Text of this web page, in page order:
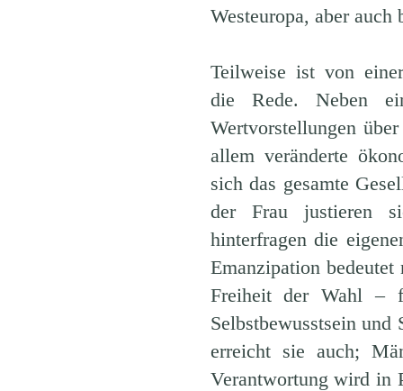
Westeuropa, aber
Teilweise ist von
die Rede. Neben
Wertvorstellungen
allem veränderte
sich das gesamte
der Frau justieren
hinterfragen die
Emanzipation
Freiheit der Wahl –
Selbstbewusstsein
erreicht sie auch;
Verantwortung wird in